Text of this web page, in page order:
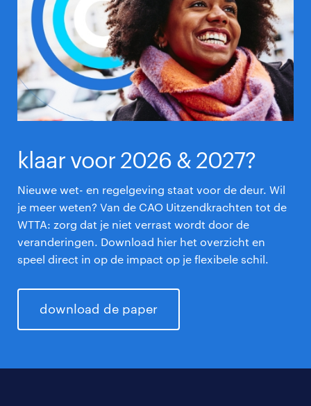
klaar voor 2026 & 2027?
Nieuwe wet- en regelgeving staat voor de deur. Wil
je meer weten? Van de CAO Uitzendkrachten tot de
WTTA: zorg dat je niet verrast wordt door de
veranderingen. Download hier het overzicht en
speel direct in op de impact op je flexibele schil.
download de paper